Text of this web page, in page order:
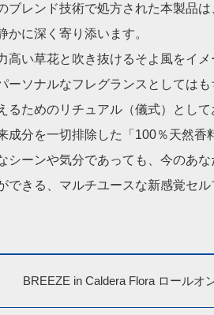
ブレンド技術で処方された本製品
かに深く寄り添います。
高い草花と吹き抜けるそよ風をイ
ーソナルなフレグランスとしては
るためのリチュアル（儀式）として
成分を一切排除した「100％天然香
シーンや気分であっても、今のあ
できる、マルチユースな新感覚セル
BREEZE in Caldera Flora ロールオ